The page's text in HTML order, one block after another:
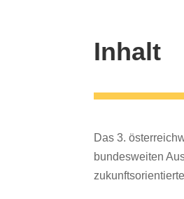
Inhalt
Das 3.
bundesweiten